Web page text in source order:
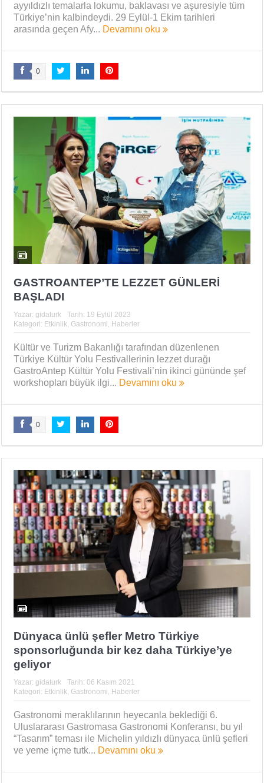
ayyıldızlı temalarla lokumu, baklavası ve aşuresiyle tüm
Türkiye’nin kalbindeydi. 29 Eylül-1 Ekim tarihleri
arasında geçen Afy... Devamını oku
0
GASTROANTEP’TE LEZZET GÜNLERİ
BAŞLADI
Yazar: gidaturk Tarih: 19 Eylül 2023
Kategori: Etkinlik, Gastronomi, Haberler
Kültür ve Turizm Bakanlığı tarafından düzenlenen
Türkiye Kültür Yolu Festivallerinin lezzet durağı
GastroAntep Kültür Yolu Festivali’nin ikinci gününde şef
workshopları büyük ilgi... Devamını oku
0
Dünyaca ünlü şefler Metro Türkiye
sponsorluğunda bir kez daha Türkiye’ye
geliyor
Yazar: gidaturk Tarih: 06 Kasım 2021
Kategori: Etkinlik, Gastronomi, Haberler
Gastronomi meraklılarının heyecanla beklediği 6.
Uluslararası Gastromasa Gastronomi Konferansı, bu yıl
“Tasarım” teması ile Michelin yıldızlı dünyaca ünlü şefleri
ve yeme içme tutk... Devamını oku